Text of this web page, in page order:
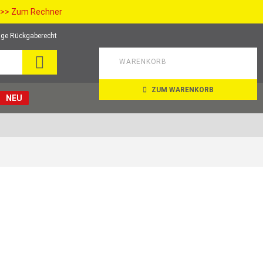
>> Zum Rechner
Rückgaberecht
WARENKORB
ZUM WARENKORB
NEU